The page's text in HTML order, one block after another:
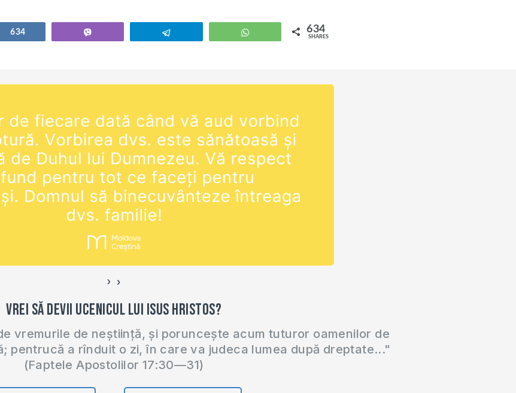
634 WhatsApp 634
SHARES
‹ ›
Vrei să devii ucenicul lui Isus Hristos?
vremurile de neștiință, și poruncește acum tuturor oamenilor de
pentrucă a rînduit o zi, în care va judeca lumea după dreptate..."
(Faptele Apostolilor 17:30—31)